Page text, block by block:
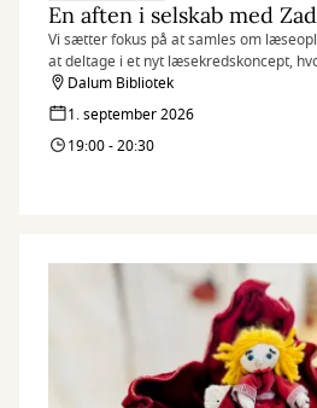
Vi sætter fokus på at samles om
at deltage i et nyt læsekredskoncept,
af modtageren af The Hans Christian
I år er det Zadie Smiths historiske og
”Bedrageren”.
Dalum Bibliotek
1. september 2026
19:00 - 20:30